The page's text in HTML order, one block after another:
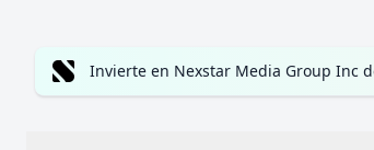
Invierte en Nexstar Media Group Inc